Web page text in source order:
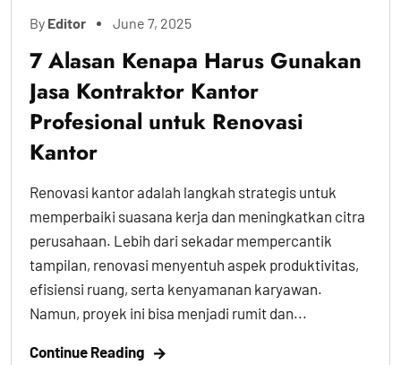
By Editor June 7, 2025
7 Alasan Kenapa Harus Gunakan
Jasa Kontraktor Kantor
Profesional untuk Renovasi
Kantor
Renovasi kantor adalah langkah strategis untuk
memperbaiki suasana kerja dan meningkatkan citra
perusahaan. Lebih dari sekadar mempercantik
tampilan, renovasi menyentuh aspek produktivitas,
efisiensi ruang, serta kenyamanan karyawan.
Namun, proyek ini bisa menjadi rumit dan...
Continue Reading